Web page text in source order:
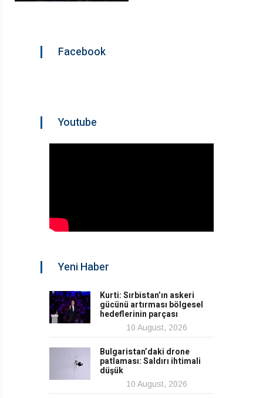
Facebook
Youtube
Yeni Haber
Kurti: Sırbistan’ın askeri
gücünü artırması bölgesel
hedeflerinin parçası
10 August, 2026
Bulgaristan’daki drone
patlaması: Saldırı ihtimali
düşük
10 August, 2026